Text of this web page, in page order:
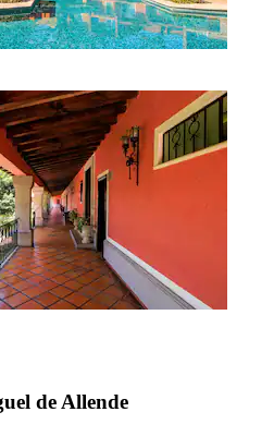
de Allende